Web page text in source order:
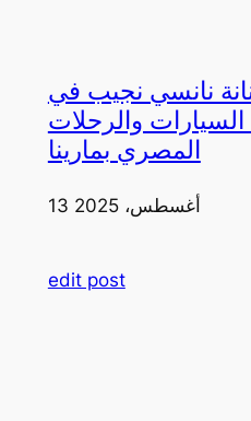
نانسي نجيب في
والرحلات
المصري بمارينا
13 أغسطس، 2025
edit post